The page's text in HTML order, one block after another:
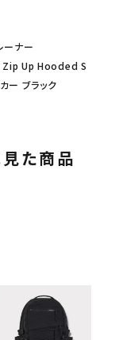
ーナー
Zip Up Hooded S
ー ブラック
た商品